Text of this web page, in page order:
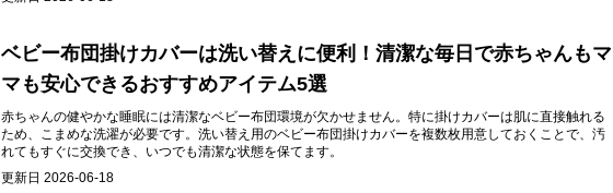
ベビー布団掛けカバーは洗い替えに便利！清潔な毎日で赤ちゃんもマ
マも安心できるおすすめアイテム5選
赤ちゃんの健やかな睡眠には清潔なベビー布団環境が欠かせません。特に掛けカバーは肌に直接触れる
ため、こまめな洗濯が必要です。洗い替え用のベビー布団掛けカバーを複数枚用意しておくことで、汚
れてもすぐに交換でき、いつでも清潔な状態を保てます。
更新日 2026-06-18